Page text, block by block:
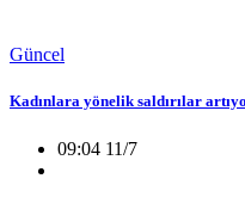
Güncel
Kadınlara yönelik saldırılar
09:04 11/7